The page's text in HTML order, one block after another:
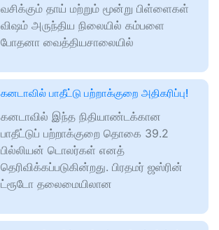
வசிக்கும் தாய் மற்றும் மூன்று பிள்ளைகள்
விஷம் அருந்திய நிலையில் கம்பளை
போதனா வைத்தியசாலையில்
கனடாவில் பாதீட்டு பற்றாக்குறை அதிகரிப்பு!
கனடாவில் இந்த நிதியாண்டக்கான
பாதீட்டுப் பற்றாக்குறை தொகை 39.2
பில்லியன் டொலர்கள் எனத்
தெரிவிக்கப்படுகின்றது. பிரதமர் ஜஸ்ரின்
ட்ரூடோ தலைமையிலான